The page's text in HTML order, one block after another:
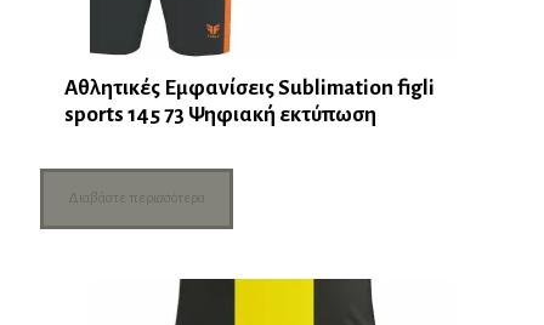
Αθλητικές Εμφανίσεις Sublimation figli
sports 145 73 Ψηφιακή εκτύπωση
Διαβάστε περισσότερα